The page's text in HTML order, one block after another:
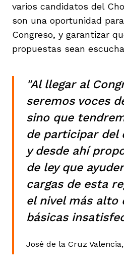
varios candidatos del
son una oportunidad
Congreso, y garantizar
propuestas sean
"Al llegar al
seremos voces
sino que
de participar del
y desde ahí
de ley que
cargas de esta
el nivel más alto
básicas
José de la Cruz
del Cesar
Ana